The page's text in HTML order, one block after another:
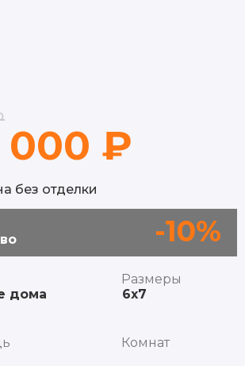
000 ₽
без отделки
-10%
дома
Размеры
6x7
Комнат